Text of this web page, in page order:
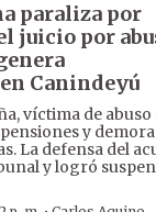
paraliza por
juicio por
Canindeyú
víctima de
y
La defensa del
y logró